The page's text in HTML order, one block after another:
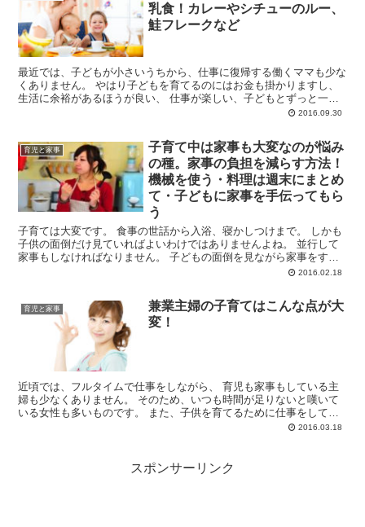
乳食！カレーやシチューのルー、
鮭フレークなど
最近では、子どもが小さいうちから、仕事に復帰する働くママも少な
くありません。 やはり子どもを育てるのにはお金も掛かりますし、
生活に余裕があるほうが良い、 仕事が楽しい、子どもとずっと一緒
2016.09.30
育児と家事
子育て中は家事も大変なのが悩み
の種。家事の負担を減らす方法！
機械を使う・料理は週末にまとめ
て・子どもに家事を手伝ってもら
う
子育ては大変です。 食事の世話から入浴、寝かしつけまで。 しかも
子供の面倒だけ見ていればよいわけではありませんよね。 並行して
家事もしなければなりません。 子どもの面倒を見ながら家事をする
2016.02.18
育児と家事
兼業主婦の子育てはこんな点が大
変！
近頃では、フルタイムで仕事をしながら、 育児も家事もしている主
婦も少なくありません。 そのため、いつも時間が足りないと嘆いて
いる女性も多いものです。 また、子供を育てるために仕事をしてい
2016.03.18
スポンサーリンク